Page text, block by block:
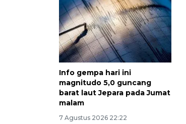
Info gempa hari ini
magnitudo 5,0 guncang
barat laut Jepara pada Jumat
malam
7 Agustus 2026 22:22